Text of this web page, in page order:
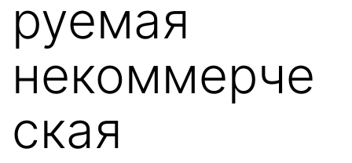
руемая
некоммерче
ская